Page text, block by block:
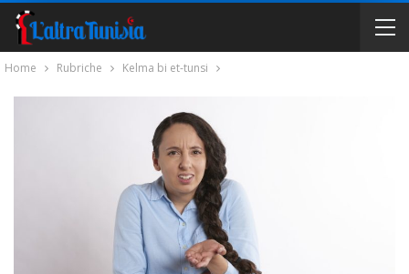
Home Rubriche Kelma bi et-tunsi